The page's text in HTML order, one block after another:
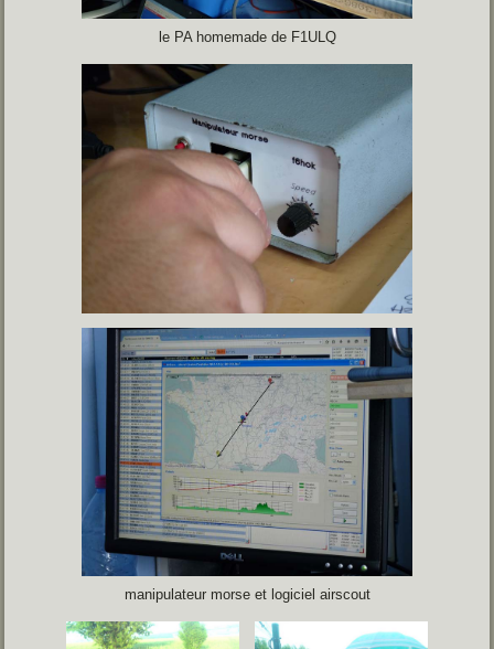
le PA homemade de F1ULQ
manipulateur morse et logiciel airscout